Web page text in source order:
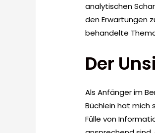
analytischen
den Erwartungen
behandelte
Der
Als Anfänger im
Büchlein hat mich
Fülle von